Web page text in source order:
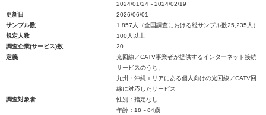
2024/01/24～2024/02/19
更新日
2026/06/01
サンプル数
1,857人（全国調査における総サンプル数25,235人）
規定人数
100人以上
調査企業(サービス)数
20
定義
光回線／CATV事業者が提供するインターネット接続
サービスのうち、
九州・沖縄エリアにある個人向けの光回線／CATV回
線に対応したサービス
調査対象者
性別：指定なし
年齢：18～84歳